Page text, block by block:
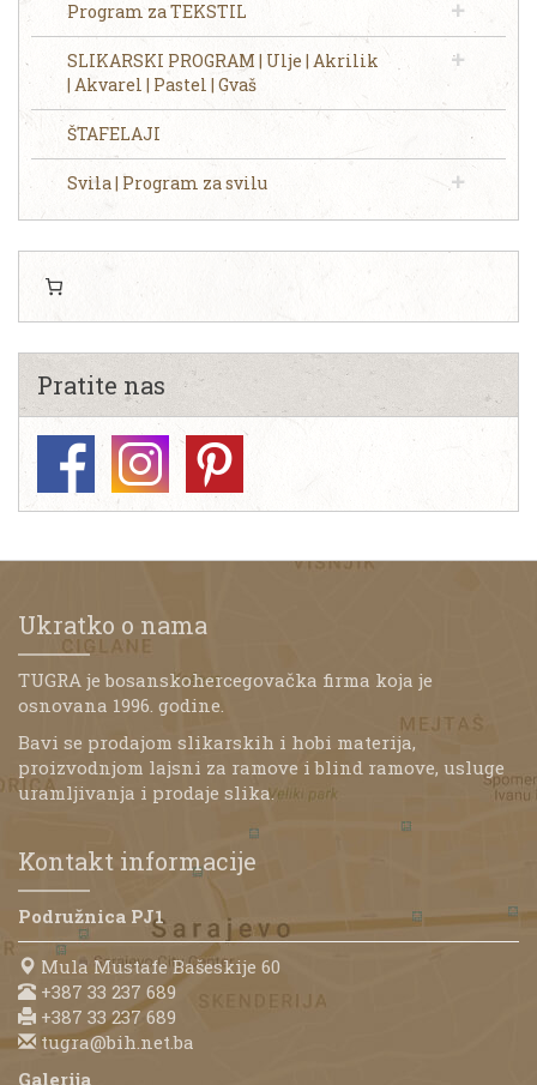
Program za TEKSTIL
SLIKARSKI PROGRAM | Ulje | Akrilik
| Akvarel | Pastel | Gvaš
ŠTAFELAJI
Svila | Program za svilu
Pratite nas
Ukratko o nama
TUGRA je bosanskohercegovačka firma koja je
osnovana 1996. godine.
Bavi se prodajom slikarskih i hobi materija,
proizvodnjom lajsni za ramove i blind ramove, usluge
uramljivanja i prodaje slika.
Kontakt informacije
Podružnica PJ1
Mula Mustafe Bašeskije 60
+387 33 237 689
+387 33 237 689
tugra@bih.net.ba
Galerija